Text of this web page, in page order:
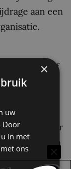
aan een
en of
naar
het
Weet je al
dan voor
motivatie en
×
uw
Door
in met
ons